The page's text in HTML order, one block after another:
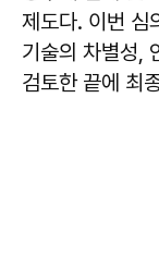
제도다. 이번 심
기술의 차별성,
검토한 끝에 최